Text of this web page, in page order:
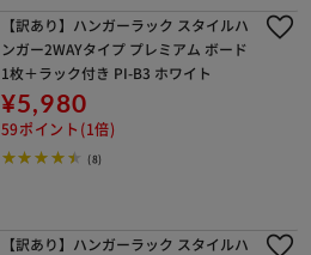
【訳あり】ハンガーラック スタイルハ
ンガー2WAYタイプ プレミアム ボード
1枚＋ラック付き PI-B3 ホワイト
¥5,980
59ポイント(1倍)
(8)
【訳あり】ハンガーラック スタイルハ